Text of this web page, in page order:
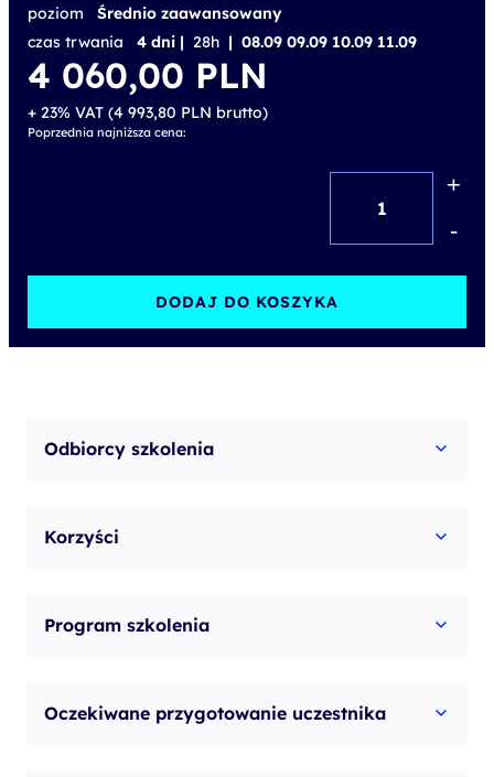
poziom
Średnio zaawansowany
czas trwania
4 dni | 28h | 08.09 09.09 10.09 11.09
4 060,00 PLN
+ 23% VAT (4 993,80 PLN brutto)
Poprzednia najniższa cena:
Implement
Microsoft
+
-
DODAJ DO KOSZYKA
Odbiorcy szkolenia
Korzyści
Program szkolenia
Oczekiwane przygotowanie uczestnika